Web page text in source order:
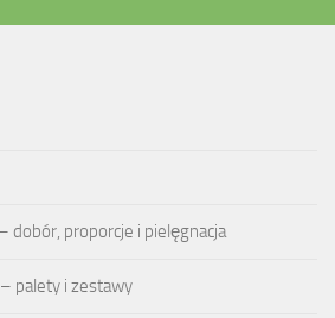
dobór, proporcje i pielęgnacja
palety i zestawy